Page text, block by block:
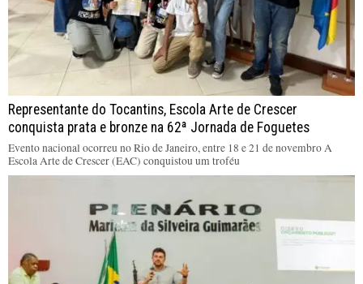
Representante do Tocantins, Escola Arte de Crescer
conquista prata e bronze na 62ª Jornada de Foguetes
Evento nacional ocorreu no Rio de Janeiro, entre 18 e 21 de novembro A
Escola Arte de Crescer (EAC) conquistou um troféu